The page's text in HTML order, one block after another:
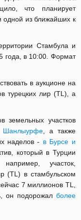
что планирует
одной из ближайших к
Стамбула и
года, в 10:00. Формат
в аукционе на
турецких лир (TL), а
земельных участков
Шанлыурфе , а также
наделов - в Бурсе и
который в Турции
участок,
(TL) в стамбульском
7 миллионов TL,
он подорожал более